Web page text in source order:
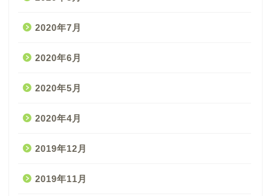
2020年7月
2020年6月
2020年5月
2020年4月
2019年12月
2019年11月